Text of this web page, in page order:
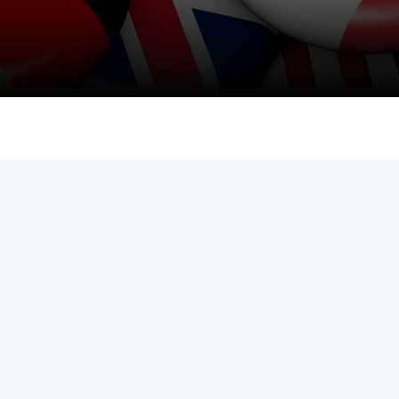
що становлять
України
НАН України
Державний
бюджет НАН
Вибори до складу